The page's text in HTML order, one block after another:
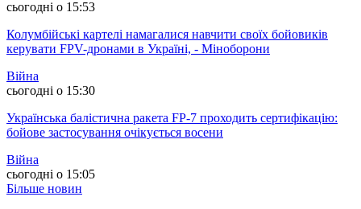
сьогодні о 15:53
Колумбійські картелі намагалися навчити своїх бойовиків
керувати FPV-дронами в Україні, - Міноборони
Війна
сьогодні о 15:30
Українська балістична ракета FP-7 проходить сертифікацію:
бойове застосування очікується восени
Війна
сьогодні о 15:05
Більше новин